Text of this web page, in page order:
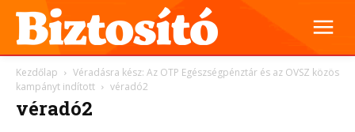
Kezdőlap
Véradásra kész: Az OTP Egészségpénztár és az OVSZ közös
kampányt indított
véradó2
véradó2